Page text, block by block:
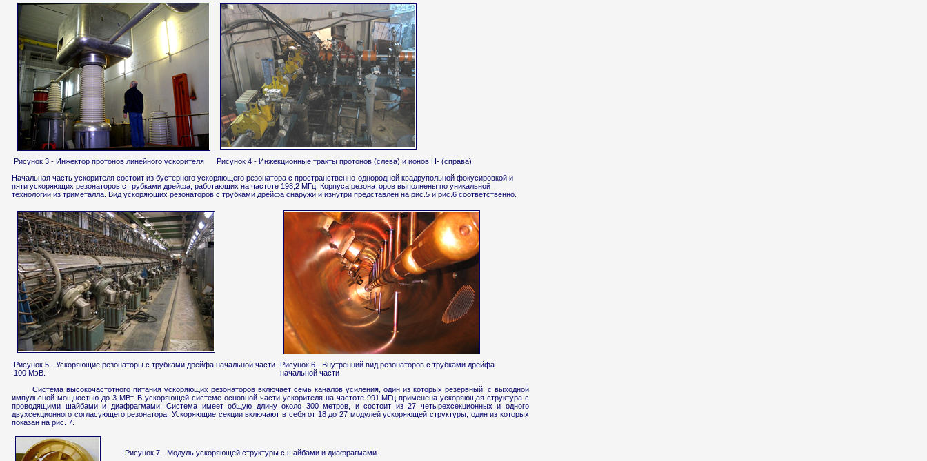
Рисунок 3 - Инжектор протонов линейного ускорителя
Рисунок 4 - Инжекционные тракты протонов (слева) и ионов Н- (справа)
Начальная часть ускорителя состоит из бустерного ускоряющего резонатора с пространственно-однородной квадрупольной фокусировкой и
пяти ускоряющих резонаторов с трубками дрейфа, работающих на частоте 198,2 МГц. Корпуса резонаторов выполнены по уникальной
технологии из триметалла. Вид ускоряющих резонаторов с трубками дрейфа снаружи и изнутри представлен на рис.5 и рис.6 соответственно.
Рисунок 5 - Ускоряющие резонаторы с трубками дрейфа начальной части
100 МэВ.
Рисунок 6 - Внутренний вид резонаторов с трубками дрейфа
начальной части
Система высокочастотного питания ускоряющих резонаторов включает семь каналов усиления, один из которых резервный, с выходной
импульсной мощностью до 3 МВт. В ускоряющей системе основной части ускорителя на частоте 991 МГц применена ускоряющая структура с
проводящими шайбами и диафрагмами. Система имеет общую длину около 300 метров, и состоит из 27 четырехсекционных и одного
двухсекционного согласующего резонатора. Ускоряющие секции включают в себя от 18 до 27 модулей ускоряющей структуры, один из которых
показан на рис. 7.
Рисунок 7 - Модуль ускоряющей структуры с шайбами и диафрагмами.